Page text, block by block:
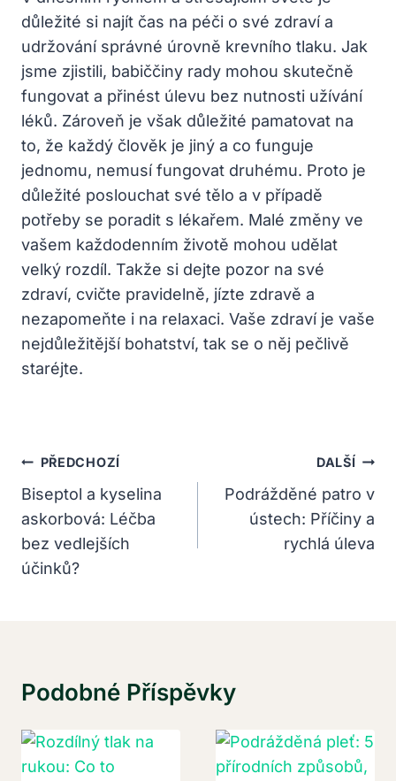
důležité si najít čas na péči o své zdraví a
udržování správné úrovně krevního tlaku. Jak
jsme zjistili, babiččiny rady mohou skutečně
fungovat a přinést úlevu bez nutnosti užívání
léků. Zároveň je však důležité pamatovat na
to, že každý člověk je jiný a co funguje
jednomu, nemusí fungovat druhému. Proto je
důležité poslouchat své tělo a v případě
potřeby se poradit s lékařem. Malé změny ve
vašem každodenním životě mohou udělat
velký rozdíl. Takže si dejte pozor na své
zdraví, cvičte pravidelně, jízte zdravě a
nezapomeňte i na relaxaci. Vaše zdraví je vaše
nejdůležitější bohatství, tak se o něj pečlivě
staréjte.
Navigace
Pro
Příspěvek
PŘEDCHOZÍ
Biseptol a kyselina
askorbová: Léčba
bez vedlejších
účinků?
DALŠÍ
Podrážděné patro v
ústech: Příčiny a
rychlá úleva
Podobné Příspěvky